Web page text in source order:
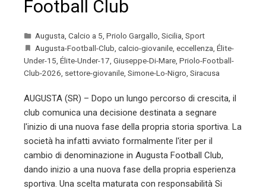
Football Club
Augusta Calcio a 5 Priolo Gargallo Sicilia Sport
Augusta-Football-Club calcio-giovanile eccellenza Élite-
Under-15 Élite-Under-17 Giuseppe-Di-Mare Priolo-Football-
Club-2026 settore-giovanile Simone-Lo-Nigro Siracusa
AUGUSTA (SR) – Dopo un lungo percorso di crescita, il
club comunica una decisione destinata a segnare
l'inizio di una nuova fase della propria storia sportiva. La
società ha infatti avviato formalmente l'iter per il
cambio di denominazione in Augusta Football Club,
dando inizio a una nuova fase della propria esperienza
sportiva. Una scelta maturata con responsabilità Si